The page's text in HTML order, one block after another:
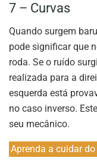
7 – Curvas
Quando surgem
pode significar que
roda. Se o ruído
realizada para a
esquerda está
no caso inverso.
seu mecânico.
Aprenda a cuidar